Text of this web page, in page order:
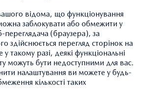
відома, що функціонування
можна заблокувати або обмежити у
переглядача (браузера), за
здійснюється перегляд сторінок на
у такому разі, деякі функціональні
можуть бути недоступними для вас.
налаштування ви можете у будь-
кількості таких